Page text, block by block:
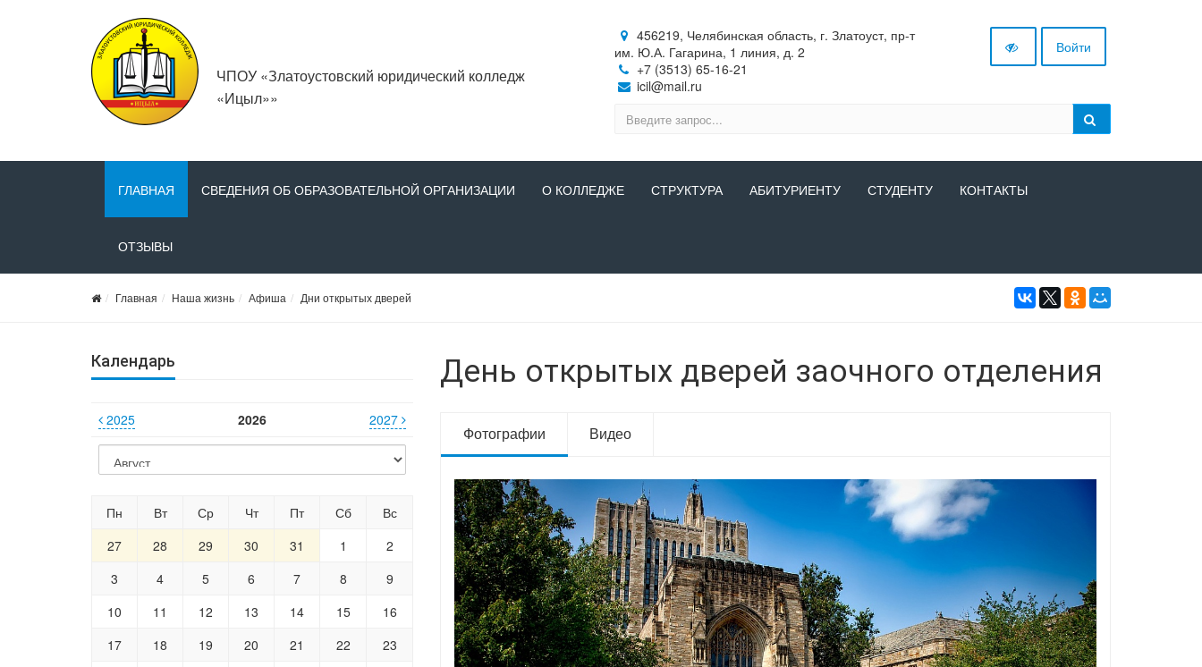
ЧПОУ «Златоустовский юридический колледж
«Ицыл»»
456219, Челябинская область, г. Златоуст, пр-т
им. Ю.А. Гагарина, 1 линия, д. 2
+7 (3513) 65-16-21
icil@mail.ru
Войти
ГЛАВНАЯ СВЕДЕНИЯ ОБ ОБРАЗОВАТЕЛЬНОЙ ОРГАНИЗАЦИИ О КОЛЛЕДЖЕ СТРУКТУРА АБИТУРИЕНТУ СТУДЕНТУ КОНТАКТЫ
ОТЗЫВЫ
Главная Наша жизнь Афиша Дни открытых дверей
Календарь
2025 2026 2027
Пн Вт Ср Чт Пт Сб
Вс
27
28 29 30 31 1
2
3
4 5 6 7 8
9
10
11 12 13 14 15
16
17
18 19 20 21 22
23
День открытых дверей заочного отделения
Фотографии Видео